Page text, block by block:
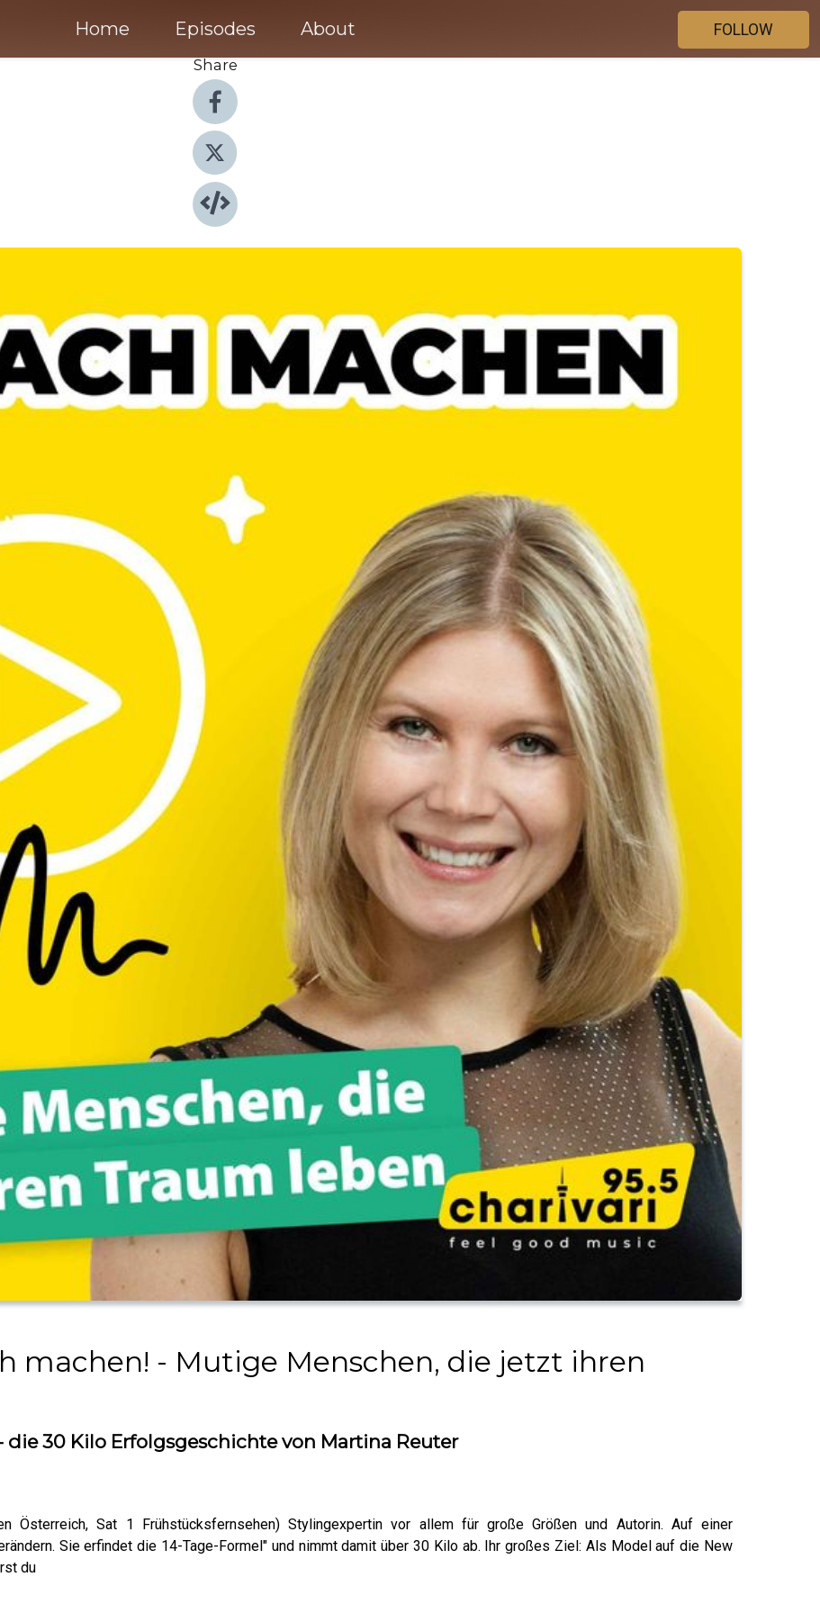
Home Episodes About
FOLLOW
Share
machen! - Mutige Menschen, die jetzt ihren
die 30 Kilo Erfolgsgeschichte von Martina Reuter
Österreich, Sat 1 Frühstücksfernsehen) Stylingexpertin vor allem für große Größen und Autorin. Auf einer
Sie erfindet die 14-Tage-Formel" und nimmt damit über 30 Kilo ab. Ihr großes Ziel: Als Model auf die New
du